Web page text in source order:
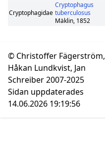
Cryptophagidae
Cryptophagus
tuberculosus
Mäklin, 1852
© Christoffer Fägerström,
Håkan Lundkvist, Jan
Schreiber 2007-2025
Sidan uppdaterades
14.06.2026 19:19:56